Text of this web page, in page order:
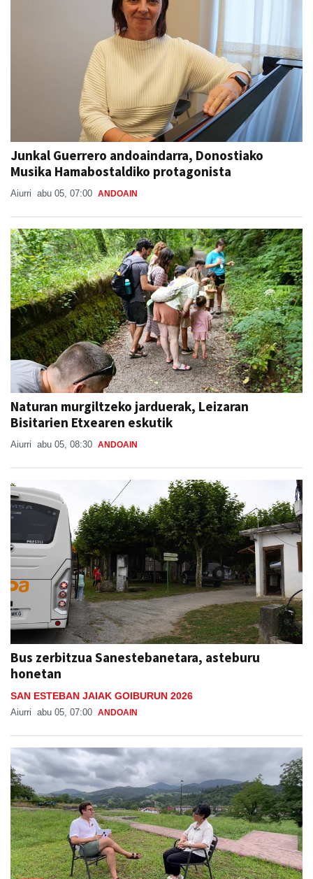
Junkal Guerrero andoaindarra, Donostiako
Musika Hamabostaldiko protagonista
Aiurri abu 05, 07:00 ANDOAIN
Naturan murgiltzeko jarduerak, Leizaran
Bisitarien Etxearen eskutik
Aiurri abu 05, 08:30 ANDOAIN
Bus zerbitzua Sanestebanetara, asteburu
honetan
SAN ESTEBAN JAIAK GOIBURUN 2026
Aiurri abu 05, 07:00 ANDOAIN